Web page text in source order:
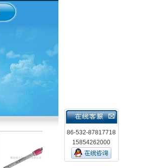
86-532-87817718
15854262000